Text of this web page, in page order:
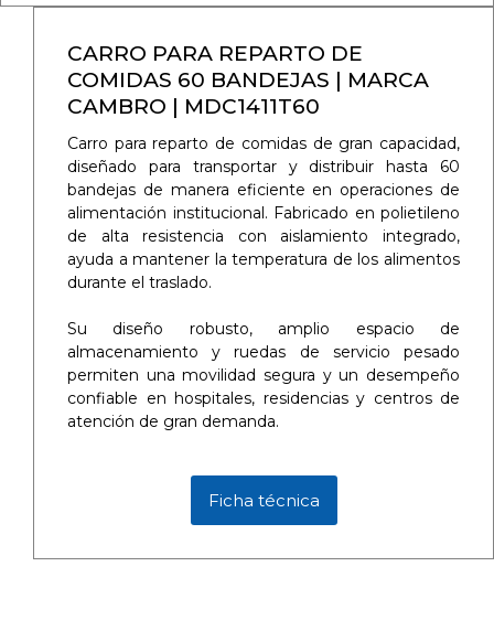
CARRO PARA REPARTO DE
COMIDAS 60 BANDEJAS | MARCA
CAMBRO | MDC1411T60
Carro para reparto de comidas de gran capacidad,
diseñado para transportar y distribuir hasta 60
bandejas de manera eficiente en operaciones de
alimentación institucional. Fabricado en polietileno
de alta resistencia con aislamiento integrado,
ayuda a mantener la temperatura de los alimentos
durante el traslado.
Su diseño robusto, amplio espacio de
almacenamiento y ruedas de servicio pesado
permiten una movilidad segura y un desempeño
confiable en hospitales, residencias y centros de
atención de gran demanda.
Ficha técnica